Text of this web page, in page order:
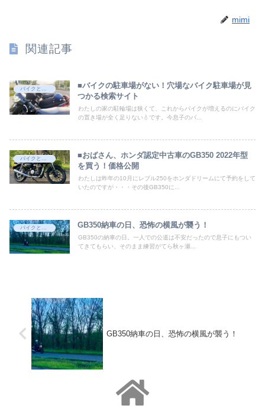
mimi
関連記事
■バイクの駐車場がない！穴場なバイク駐車場が見
つかる検索サイト
わたしの家の駐輪場は狭くて、これからバイクが増えるのにバイク
の置き場が全く足りない💧です。今息子のバ...
■おばさん、ホンダ認定中古車のGB350 2022年型
を買う！価格公開
わたしは昨年の10月にレブル250をホンダドリームにて予約をして
いたのですが・・・その後GB350に...
バイクとバイク用品選び GB350納車の日、恐怖の横風が襲う！
GB350の納車の日。一人での公道は不安だったので息子にもつい
てきてもらい、そのまま練習がてら秋ヶ瀬...
GB350納車の日、恐怖の横風が襲う！